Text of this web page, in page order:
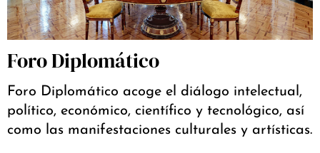
Foro Diplomático
Foro Diplomático acoge el diálogo intelectual,
político, económico, científico y tecnológico, así
como las manifestaciones culturales y artísticas.